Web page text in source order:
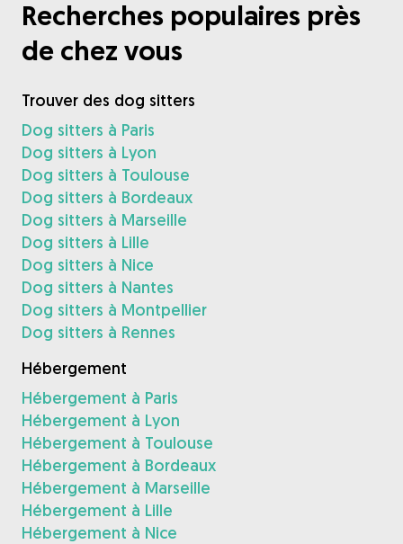
Recherches populaires près
de chez vous
Trouver des dog sitters
Dog sitters à Paris
Dog sitters à Lyon
Dog sitters à Toulouse
Dog sitters à Bordeaux
Dog sitters à Marseille
Dog sitters à Lille
Dog sitters à Nice
Dog sitters à Nantes
Dog sitters à Montpellier
Dog sitters à Rennes
Hébergement
Hébergement à Paris
Hébergement à Lyon
Hébergement à Toulouse
Hébergement à Bordeaux
Hébergement à Marseille
Hébergement à Lille
Hébergement à Nice